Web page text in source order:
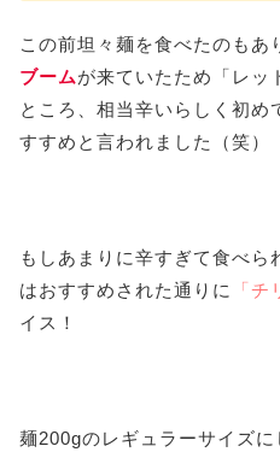
この前坦々麺を食べたのもあ
ブームが来ていたため「レッ
ところ、相当辛いらしく初め
すすめと言われました（笑）
もしあまりに辛すぎて食べら
はおすすめされた通りに
「
イス！
麺200gのレギュラーサイズに